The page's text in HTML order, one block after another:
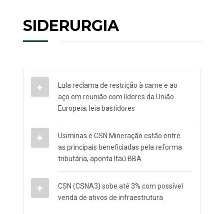
SIDERURGIA
Lula reclama de restrição à carne e ao
aço em reunião com líderes da União
Europeia; leia bastidores
Usiminas e CSN Mineração estão entre
as principais beneficiadas pela reforma
tributária, aponta Itaú BBA
CSN (CSNA3) sobe até 3% com possível
venda de ativos de infraestrutura